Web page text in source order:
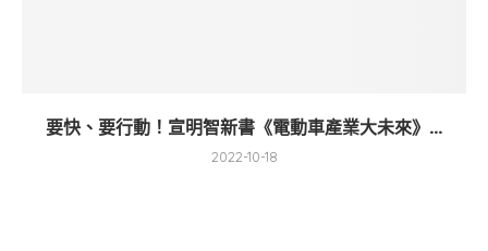
要快、要行動！宣明智新書《電動車產業大未來》...
2022-10-18